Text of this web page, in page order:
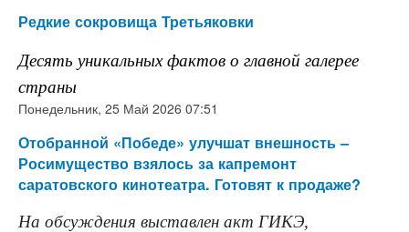
Редкие сокровища Третьяковки
Десять уникальных фактов о главной галерее
страны
Понедельник, 25 Май 2026 07:51
Отобранной «Победе» улучшат внешность –
Росимущество взялось за капремонт
саратовского кинотеатра. Готовят к продаже?
На обсуждения выставлен акт ГИКЭ,